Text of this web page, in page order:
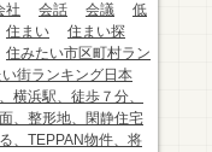
社 会話 会議
低
住まい
住まい探
住みたい市区町村ラン
街ランキング日本
横浜駅、徒歩７分、
、整形地、閑静住宅
、TEPPAN物件、将